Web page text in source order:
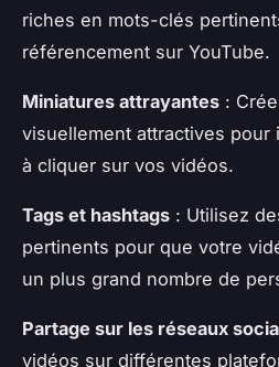
riches en mots-clés
référencement sur YouTube.
Miniatures attrayantes :
visuellement attractives pour
à cliquer sur vos vidéos.
Tags et hashtags : Utilisez
pertinents pour que votre
un plus grand nombre de
Partage sur les réseaux
vidéos sur différentes